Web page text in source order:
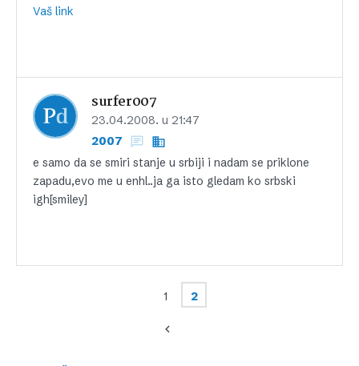
Vaš link
surfer007
23.04.2008. u 21:47
2007
e samo da se smiri stanje u srbiji i nadam se priklone
zapadu,evo me u enhl..ja ga isto gledam ko srbski
igh[smiley]
1 2